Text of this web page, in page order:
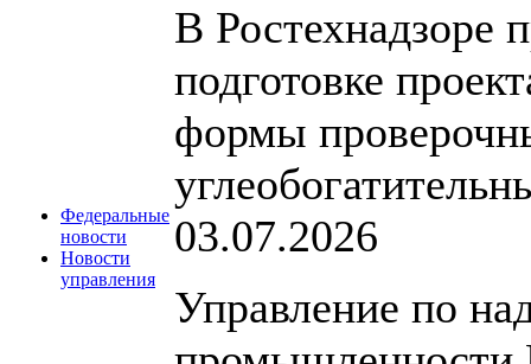
Федеральные
новости
Новости
управления
В Ростехнадзоре
подготовке
формы
03.07.2026
Управление по